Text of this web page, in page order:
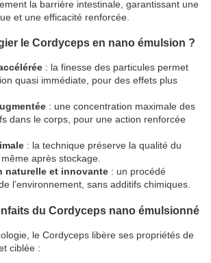
la barrière intestinale, garantissant une
et une efficacité renforcée.
le Cordyceps en nano émulsion ?
: la finesse des particules permet
quasi immédiate, pour des effets plus
: une concentration maximale des
dans le corps, pour une action renforcée
: la technique préserve la qualité du
après stockage.
naturelle et innovante : un procédé
l’environnement, sans additifs chimiques.
du Cordyceps nano émulsionné
le Cordyceps libère ses propriétés de
ciblée :